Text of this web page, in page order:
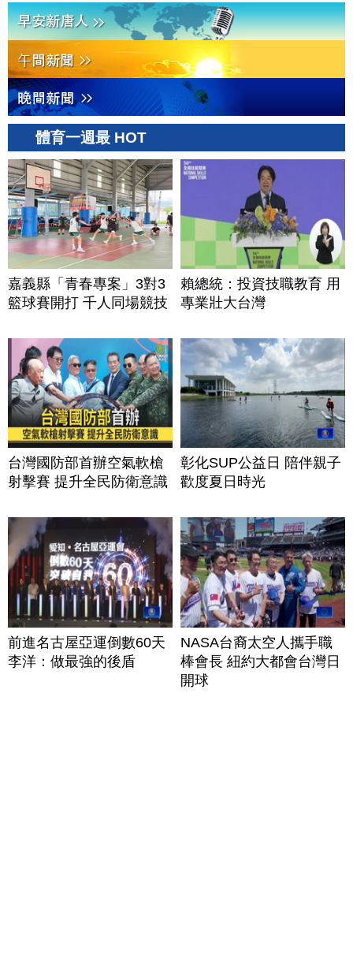
體育一週最 HOT
嘉義縣「青春專案」3對3
籃球賽開打 千人同場競技
賴總統：投資技職教育 用
專業壯大台灣
台灣國防部首辦空氣軟槍
射擊賽 提升全民防衛意識
彰化SUP公益日 陪伴親子
歡度夏日時光
前進名古屋亞運倒數60天
李洋：做最強的後盾
NASA台裔太空人攜手職
棒會長 紐約大都會台灣日
開球